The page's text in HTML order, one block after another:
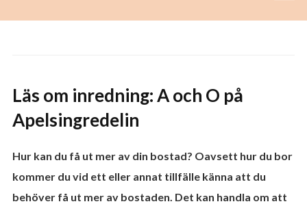
Läs om inredning: A och O på
Apelsingredelin
Hur kan du få ut mer av din bostad? Oavsett hur du bor
kommer du vid ett eller annat tillfälle känna att du
behöver få ut mer av bostaden. Det kan handla om att